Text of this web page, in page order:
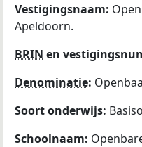
Vestigingsnaam:
Apeldoorn.
BRIN en
Denominatie:
Soort onderwijs:
Schoolnaam: